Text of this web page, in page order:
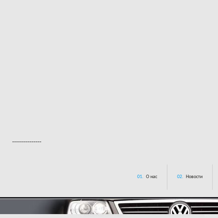
---------------
01. О нас 02. Новости